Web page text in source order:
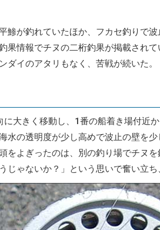
鯵が釣れていたほか、フカセ釣りで
果情報でチヌの二桁釣果が掲載され
ダイのアタリもなく、苦戦が続いた。
大きく移動し、1番の船着き場付近
水の透明度が少し高めで波止の壁を少
をよぎったのは、別の釣り場でチヌ
じゃないか？」という思いで奮い立ち